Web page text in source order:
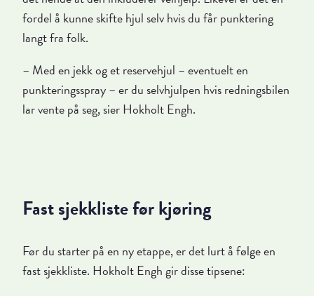
fordel å kunne skifte hjul selv hvis du får punktering
langt fra folk.
– Med en jekk og et reservehjul – eventuelt en
punkteringsspray – er du selvhjulpen hvis redningsbilen
lar vente på seg, sier Hokholt Engh.
Fast sjekkliste før kjøring
Før du starter på en ny etappe, er det lurt å følge en
fast sjekkliste. Hokholt Engh gir disse tipsene: